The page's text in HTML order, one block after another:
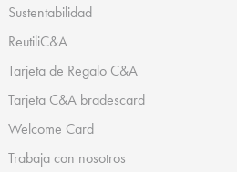
Sustentabilidad
ReutiliC&A
Tarjeta de Regalo C&A
Tarjeta C&A bradescard
Welcome Card
Trabaja con nosotros